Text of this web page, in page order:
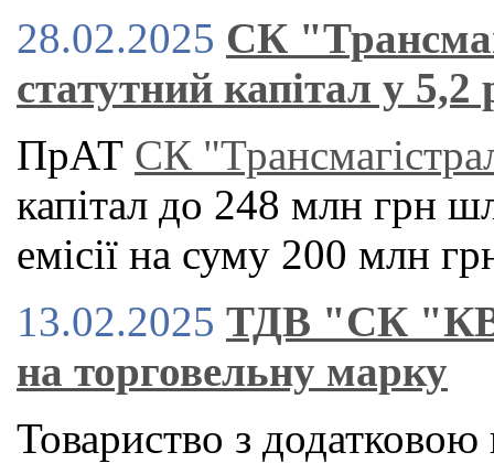
28.02.2025 СК
статутний капітал у 5,2
ПрАТ СК
капітал до 248 млн грн
емісії на суму 200 млн
13.02.2025 ТДВ "СК
на торговельну марку
Товариство з додатковою